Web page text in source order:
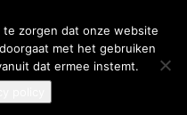
2020
te zorgen dat onze website
met het gebruiken
dat ermee instemt.